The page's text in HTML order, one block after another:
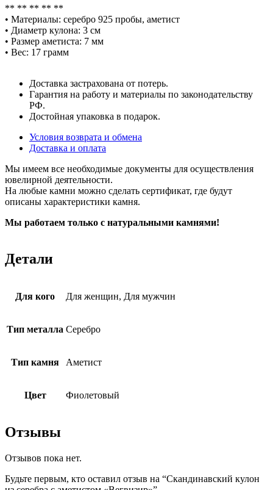
** ** ** ** **
• Материалы: серебро 925 пробы, аметист
• Диаметр кулона: 3 см
• Размер аметиста: 7 мм
• Вес: 17 грамм
Доставка застрахована от потерь.
Гарантия на работу и материалы по законодательству
РФ.
Достойная упаковка в подарок.
Условия возврата и обмена
Доставка и оплата
Мы имеем все необходимые документы для осуществления
ювелирной деятельности.
На любые камни можно сделать сертификат, где будут
описаны характеристики камня.
Мы работаем только с натуральными камнями!
Детали
Для кого Для женщин, Для мужчин
Тип металла Серебро
Тип камня Аметист
Цвет Фиолетовый
Отзывы
Отзывов пока нет.
Будьте первым, кто оставил отзыв на “Скандинавский кулон